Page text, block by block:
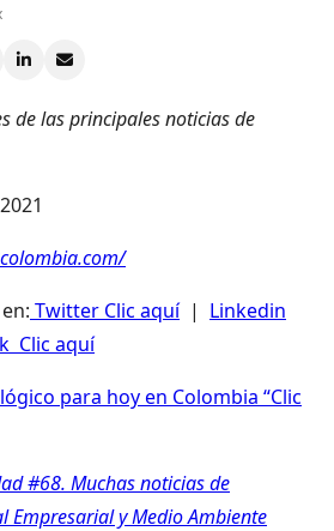
de las principales noticias de
Twitter Clic aquí| Linkedin
Clic aquí
para hoy en Colombia “Clic
#68. Muchas noticias de
Empresarial y Medio Ambiente